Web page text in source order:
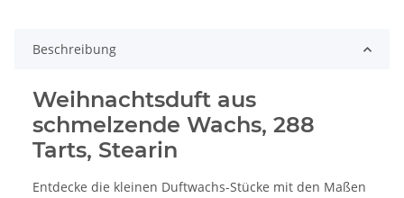
Beschreibung
Weihnachtsduft aus
schmelzende Wachs, 288
Tarts, Stearin
Entdecke die kleinen Duftwachs-Stücke mit den Maßen